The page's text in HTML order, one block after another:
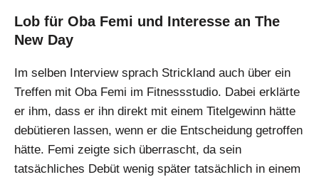
Lob für Oba Femi und Interesse an The
New Day
Im selben Interview sprach Strickland auch über ein
Treffen mit Oba Femi im Fitnessstudio. Dabei erklärte
er ihm, dass er ihn direkt mit einem Titelgewinn hätte
debütieren lassen, wenn er die Entscheidung getroffen
hätte. Femi zeigte sich überrascht, da sein
tatsächliches Debüt wenig später tatsächlich in einem